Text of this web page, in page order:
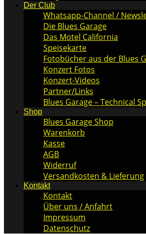
Der Club
Whatsapp-Channel /
Die Blues Garage
Das Motel California
Speisekarte
Fotobücher aus der Blues
Konzert Fotos
Konzert-Videos
Partner/Links
Blues Garage – Technical
Shop
Blues Garage Shop
Warenkorb
Kasse
AGB
Widerruf
Versandkosten & Lieferung
Kontakt
Kontakt
Über uns / Anfahrt
Impressum
Datenschutz